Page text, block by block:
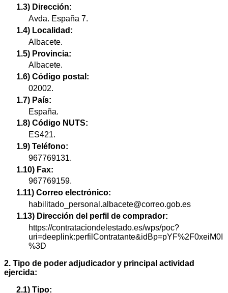
1.3) Dirección:
Avda. España 7.
1.4) Localidad:
Albacete.
1.5) Provincia:
Albacete.
1.6) Código postal:
02002.
1.7) País:
España.
1.8) Código NUTS:
ES421.
1.9) Teléfono:
967769131.
1.10) Fax:
967769159.
1.11) Correo electrónico:
habilitado_personal.albacete@correo.gob.es
1.13) Dirección del perfil de comprador:
https://contrataciondelestado.es/wps/poc?
uri=deeplink:perfilContratante&idBp=pYF%2F0xeiM0I
%3D
2. Tipo de poder adjudicador y principal actividad
ejercida:
2.1) Tipo: